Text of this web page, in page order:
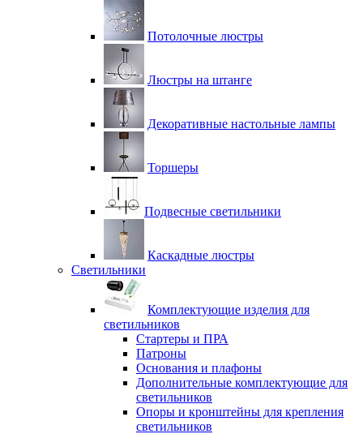
Потолочные люстры
Люстры на штанге
Декоративные настольные лампы
Торшеры
Подвесные светильники
Каскадные люстры
Светильники
Комплектующие изделия для
светильников
Стартеры и ПРА
Патроны
Основания и плафоны
Дополнительные комплектующие для
светильников
Опоры и кронштейны для крепления
светильников